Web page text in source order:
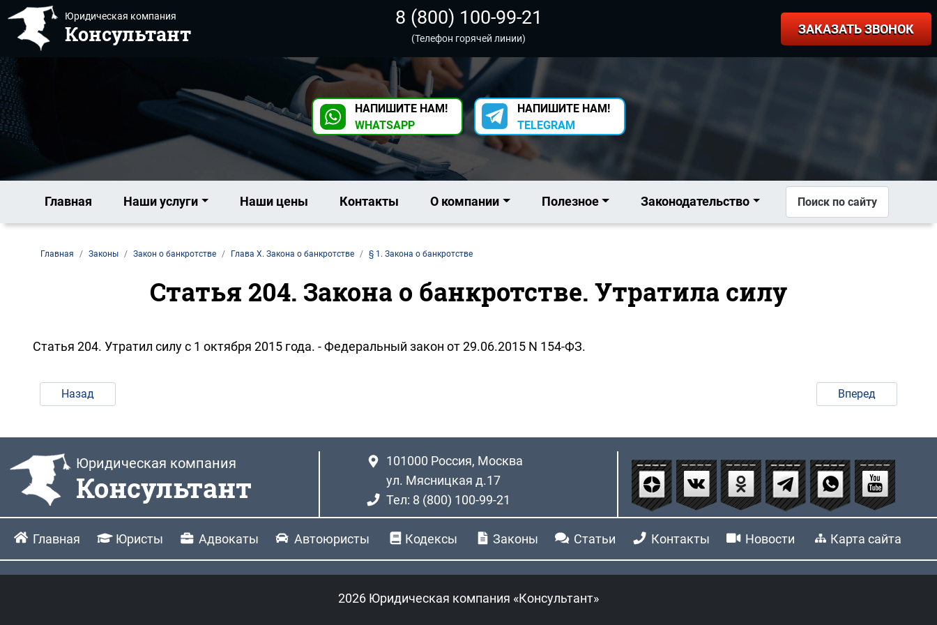
Юридическая компания
Консультант
8 (800) 100-99-21
(Телефон горячей линии)
ЗАКАЗАТЬ ЗВОНОК
НАПИШИТЕ НАМ!
WHATSAPP
НАПИШИТЕ НАМ!
TELEGRAM
Главная Наши услуги Наши цены Контакты О компании Полезное Законодательство Поиск по сайту
Главная Законы Закон о банкротстве Глава X. Закона о банкротстве § 1. Закона о банкротстве
Статья 204. Закона о банкротстве. Утратила силу
Статья 204. Утратил силу с 1 октября 2015 года. - Федеральный закон от 29.06.2015 N 154-ФЗ.
Назад Вперед
Юридическая компания
Консультант
101000 Россия, Москва
ул. Мясницкая д.17
Тел: 8 (800) 100-99-21
Главная Юристы Адвокаты Автоюристы Кодексы Законы Статьи Контакты Новости Карта сайта
2026 Юридическая компания «Консультант»